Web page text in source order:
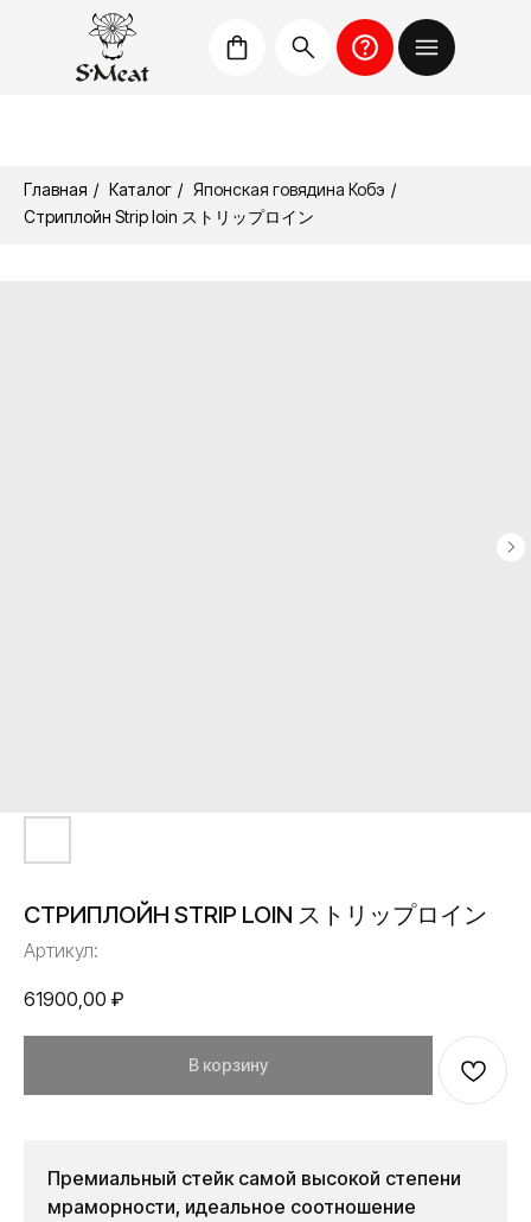
Главная / Каталог / Японская говядина Кобэ /
Стриплойн Strip loin ストリップロイン
СТРИПЛОЙН STRIP LOIN ストリップロイン
Артикул:
61900,00 ₽
В корзину
Премиальный стейк самой высокой степени
мраморности, идеальное соотношение